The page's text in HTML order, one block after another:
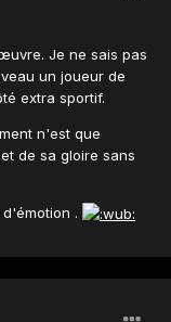
Je ne sais pas
un joueur de
extra sportif.
n'est que
de sa gloire sans
.